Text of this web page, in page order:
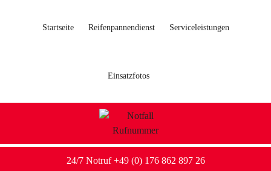
Startseite Reifenpannendienst Serviceleistungen
Einsatzfotos
24/7 Notruf +49 (0) 176 862 897 26